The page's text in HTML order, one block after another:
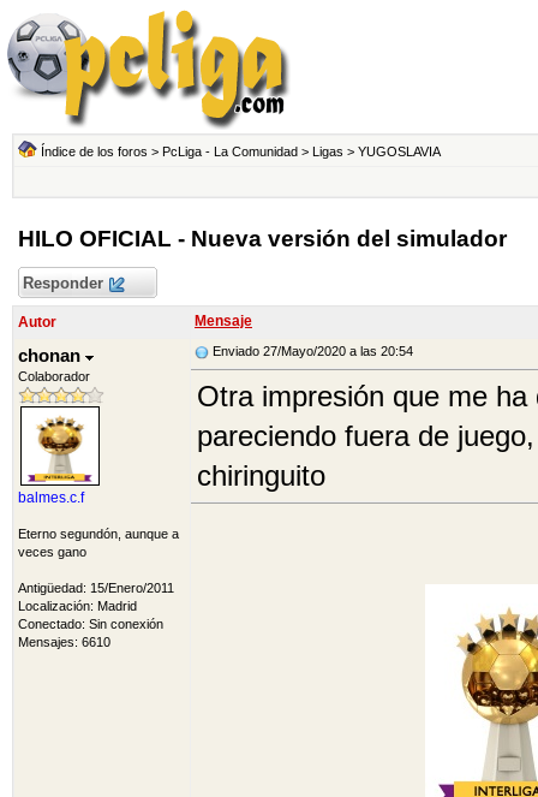
Índice de los foros > PcLiga - La Comunidad > Ligas > YUGOSLAVIA
HILO OFICIAL - Nueva versión del simulador
Responder
Autor Mensaje
chonan
Colaborador
balmes.c.f
Eterno segundón, aunque a
veces gano
Antigüedad: 15/Enero/2011
Localización: Madrid
Conectado: Sin conexión
Mensajes: 6610
Enviado 27/Mayo/2020 a las 20:54
Otra impresión que me
pareciendo fuera de
chiringuito